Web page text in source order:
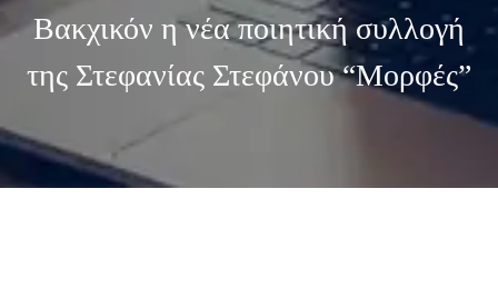
Βακχικόν η νέα ποιητική συλλογή
της Στεφανίας Στεφάνου “Μορφές”